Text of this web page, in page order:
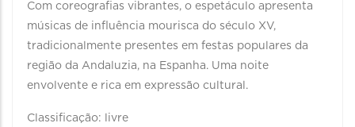
Com coreografias vibrantes, o espetáculo apresenta
músicas de influência mourisca do século XV,
tradicionalmente presentes em festas populares da
região da Andaluzia, na Espanha. Uma noite
envolvente e rica em expressão cultural.
Classificação: livre